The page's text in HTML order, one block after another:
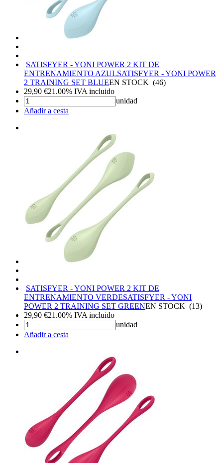
SATISFYER - YONI POWER 2 KIT DE
ENTRENAMIENTO AZULSATISFYER - YONI POWER
2 TRAINING SET BLUEEN STOCK (46)
29,90 €21.00% IVA incluido
unidad
Añadir a cesta
SATISFYER - YONI POWER 2 KIT DE
ENTRENAMIENTO VERDESATISFYER - YONI
POWER 2 TRAINING SET GREENEN STOCK (13)
29,90 €21.00% IVA incluido
unidad
Añadir a cesta